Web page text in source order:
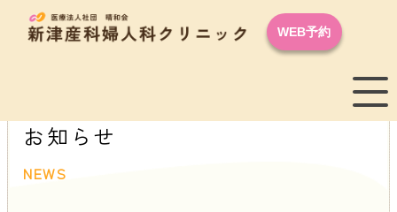
WEB予約
お知らせ
NEWS